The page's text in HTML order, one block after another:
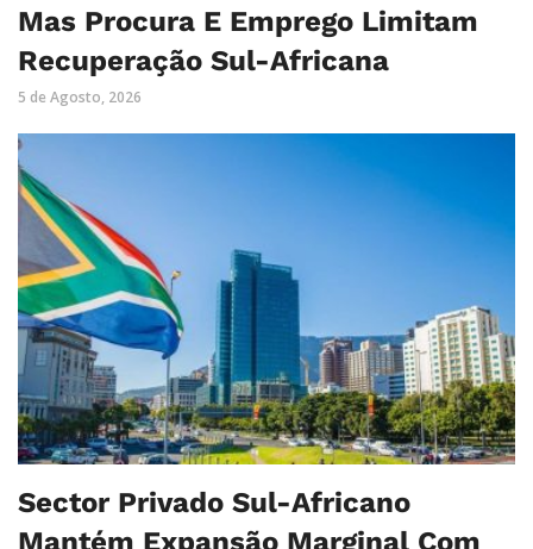
Mas Procura E Emprego Limitam
Recuperação Sul-Africana
5 de Agosto, 2026
Sector Privado Sul-Africano